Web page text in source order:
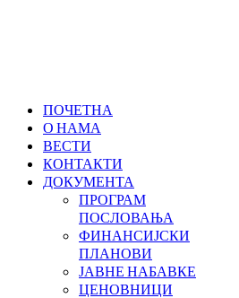
ПОЧЕТНА
О НАМА
ВЕСТИ
КОНТАКТИ
ДОКУМЕНТА
ПРОГРАМ
ПОСЛОВАЊА
ФИНАНСИЈСКИ
ПЛАНОВИ
ЈАВНЕ НАБАВКЕ
ЦЕНОВНИЦИ